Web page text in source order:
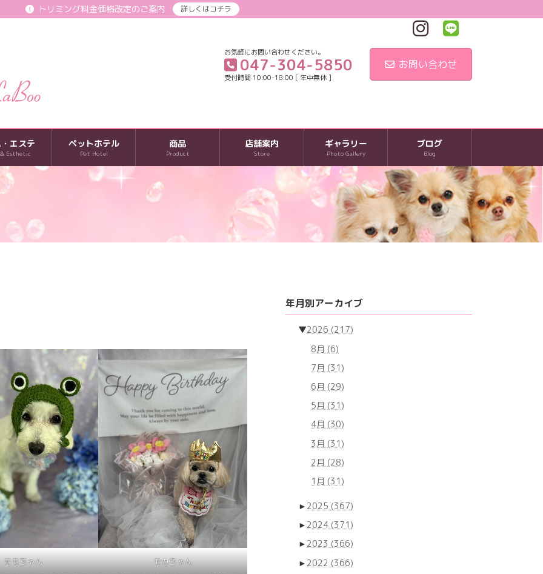
トリミング料金価格改定のご案内 詳しくはコチラ
お気軽にお問い合わせください。
047-304-5850
受付時間 10:00-18:00 [ 年中無休 ]
お問い合わせ
エステ
& Esthetic
ペットホテル
Pet Hotel
商品
Product
店舗案内
Store
ギャラリー
Photo Gallery
ブログ
Blog
モモちゃん モカちゃん
年月別アーカイブ
▼2026 (217)
8月 (6)
7月 (31)
6月 (29)
5月 (31)
4月 (30)
3月 (31)
2月 (28)
1月 (31)
► 2025 (367)
► 2024 (371)
► 2023 (366)
► 2022 (366)